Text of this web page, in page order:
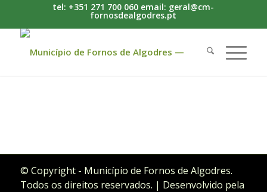
tel: +351 271 700 060 email: geral@cm-
fornosdealgodres.pt
© Copyright - Município de Fornos de Algodres.
Todos os direitos reservados. | Desenvolvido pela